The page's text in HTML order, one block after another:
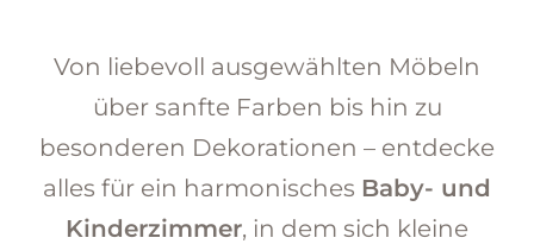
Von liebevoll ausgewählten Möbeln
über sanfte Farben bis hin zu
besonderen Dekorationen – entdecke
alles für ein harmonisches Baby- und
Kinderzimmer, in dem sich kleine